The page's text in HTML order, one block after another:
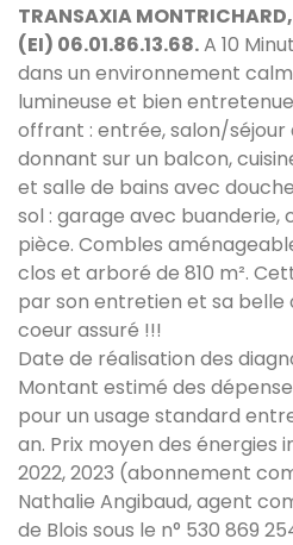
TRANSAXIA
(EI) 06.01.86.13.68.A 10
dans un environnement
lumineuse et bien
offrant : entrée, salon/
donnant sur un balcon,
et salle de bains avec
sol : garage avec
pièce. Combles
clos et arboré de 810 m².
par son entretien et sa belle
coeur assuré !!!
Date de réalisation des
Montant estimé des
pour un usage standard
an. Prix moyen des énergies
2022, 2023 (abonnement
Nathalie Angibaud, agent
de Blois sous le n° 530 869